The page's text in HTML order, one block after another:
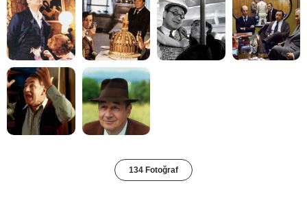
134 Fotoğraf